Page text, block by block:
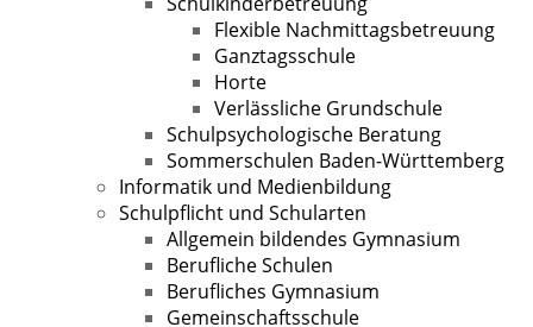
Flexible Nachmittagsbetreuung
Ganztagsschule
Horte
Verlässliche Grundschule
Schulpsychologische Beratung
Sommerschulen Baden-Württemberg
Informatik und Medienbildung
Schulpflicht und Schularten
Allgemein bildendes Gymnasium
Berufliche Schulen
Berufliches Gymnasium
Gemeinschaftsschule